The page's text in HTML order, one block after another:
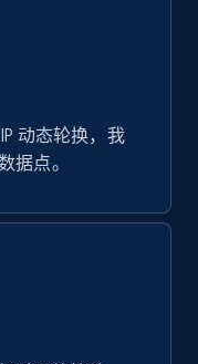
立即购买
动态轮换，我
据点。